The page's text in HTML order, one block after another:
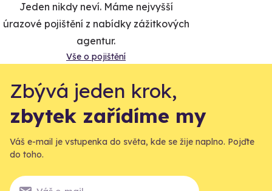
Jeden nikdy neví. Máme nejvyšší
úrazové pojištění z nabídky zážitkových
agentur.
Vše o pojištění
Zbývá jeden krok,
zbytek zařídíme my
Váš e-mail je vstupenka do světa, kde se žije naplno. Pojďte
do toho.